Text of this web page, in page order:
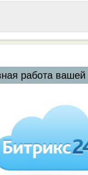
работа